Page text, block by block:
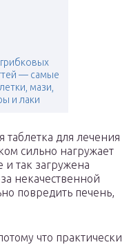
— самые
мази,
и лаки
для лечения
сильно нагружает
и так загружена
некачественной
повредить печень,
что практически